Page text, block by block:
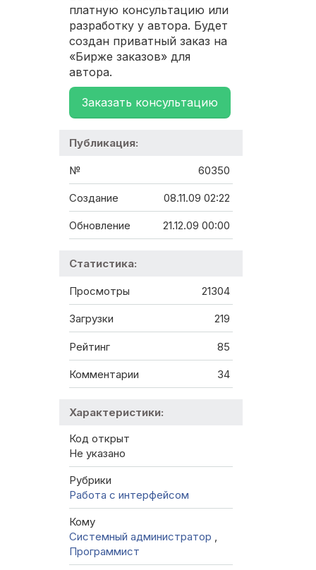
платную консультацию или
разработку у автора. Будет
создан приватный заказ на
«Бирже заказов» для
автора.
Заказать консультацию
Публикация:
№ 60350
Создание 08.11.09 02:22
Обновление 21.12.09 00:00
Статистика:
Просмотры 21304
Загрузки 219
Рейтинг 85
Комментарии 34
Характеристики:
Код открыт
Не указано
Рубрики
Работа с интерфейсом
Кому
Системный администратор ,
Программист